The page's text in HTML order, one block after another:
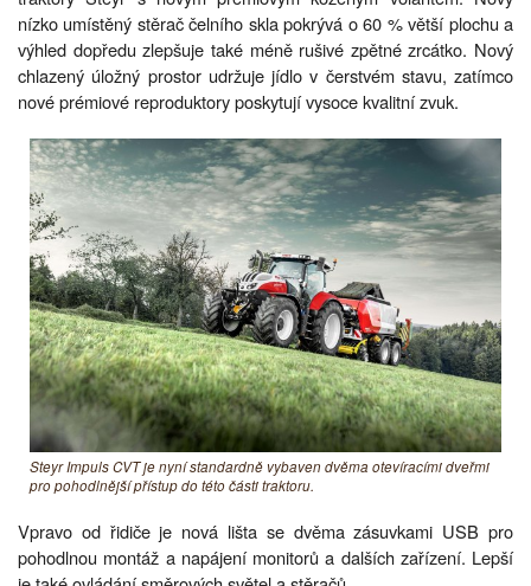
nízko umístěný stěrač čelního skla pokrývá o 60 % větší plochu a
výhled dopředu zlepšuje také méně rušivé zpětné zrcátko. Nový
chlazený úložný prostor udržuje jídlo v čerstvém stavu, zatímco
nové prémiové reproduktory poskytují vysoce kvalitní zvuk.
Steyr Impuls CVT je nyní standardně vybaven dvěma otevíracími dveřmi
pro pohodlnější přístup do této části traktoru.
Vpravo od řidiče je nová lišta se dvěma zásuvkami USB pro
pohodlnou montáž a napájení monitorů a dalších zařízení. Lepší